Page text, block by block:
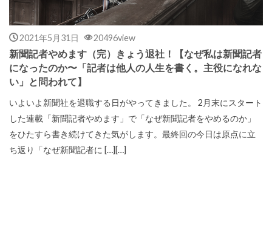
2021年5月31日 20496view
新聞記者やめます（完）きょう退社！【なぜ私は新聞記者
になったのか〜「記者は他人の人生を書く。主役になれな
い」と問われて】
いよいよ新聞社を退職する日がやってきました。 2月末にスタート
した連載「新聞記者やめます」で「なぜ新聞記者をやめるのか」
をひたすら書き続けてきた気がします。最終回の今日は原点に立
ち返り「なぜ新聞記者に […][…]